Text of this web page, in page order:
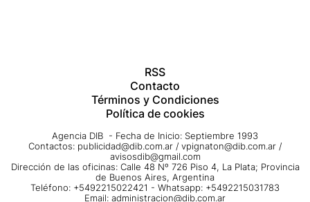
RSS
Contacto
Términos y Condiciones
Política de cookies
Agencia DIB - Fecha de Inicio: Septiembre 1993
Contactos: publicidad@dib.com.ar / vpignaton@dib.com.ar /
avisosdib@gmail.com
Dirección de las oficinas: Calle 48 Nº 726 Piso 4, La Plata; Provincia
de Buenos Aires, Argentina
Teléfono: +5492215022421 - Whatsapp: +5492215031783
Email: administracion@dib.com.ar